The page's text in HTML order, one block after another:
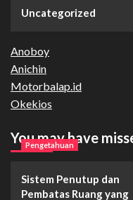
Uncategorized
Anoboy
Anichin
Motorbalap.id
Okekios
You may have
Pengetahuan
Sistem Penutup dan
Pembatas Ruang yang